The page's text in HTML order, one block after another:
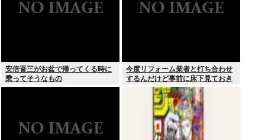
安倍晋三がお盆で帰ってくる時に
乗ってそうなもの
今度リフォーム業者と打ち合わせ
するんだけど事前に床下見ておき
たいって言われたんだけどそうい
うものなの？